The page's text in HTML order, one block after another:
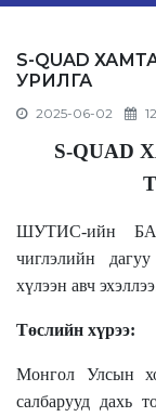
S-QUAD
УРИЛГА
2025-06-02
S-QUAD Х
ШУТИС-ийн
чиглэлийн
хүлээн авч
Төслийн хүрээ:
Монгол Улсын
салбарууд дахь